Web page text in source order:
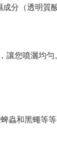
分（透明質
讓您噴灑均勻
蟲和黑蠅等等